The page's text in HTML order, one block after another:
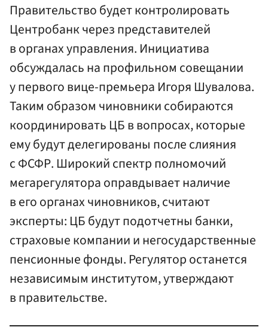
Правительство будет контролировать
Центробанк через представителей
в органах управления. Инициатива
обсуждалась на профильном совещании
у первого вице-премьера Игоря Шувалова.
Таким образом чиновники собираются
координировать ЦБ в вопросах, которые
ему будут делегированы после слияния
с ФСФР. Широкий спектр полномочий
мегарегулятора оправдывает наличие
в его органах чиновников, считают
эксперты: ЦБ будут подотчетны банки,
страховые компании и негосударственные
пенсионные фонды. Регулятор останется
независимым институтом, утверждают
в правительстве.